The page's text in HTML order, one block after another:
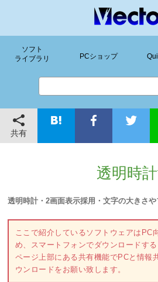
ソフト
ライブラリ
PCショップ
共有
透明時
透明時計・2画面表示採用・文字の大きさ
ここで紹介しているソフトウェアはPC
め、スマートフォンでダウンロードする
ページ上部にある共有機能でPCと情報
ウンロードをお願い致します。